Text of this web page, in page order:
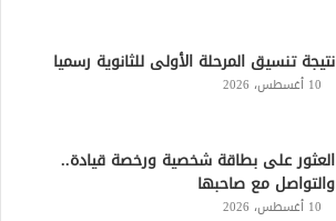
نتيجة تنسيق المرحلة الأولى للثانوية رسميا
10 أغسطس، 2026
العثور على بطاقة شخصية ورخصة قيادة..
والتواصل مع صاحبها
10 أغسطس، 2026